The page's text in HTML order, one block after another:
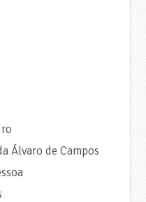
Álvaro de Campos